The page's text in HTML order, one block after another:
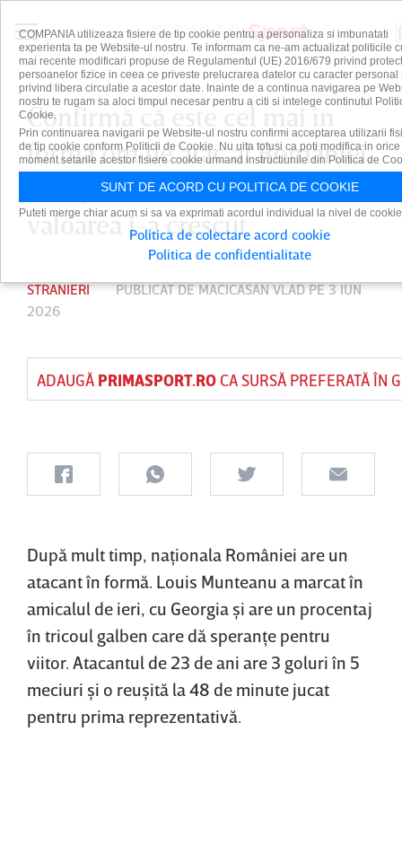
Confirmă că este cel mai în
formă om de atac al României.
Este jucătorul lunii mai şi
valoarea i-a crescut
STRANIERI PUBLICAT DEMACICASAN VLADPE 3 IUN
2026
ADAUGĂ PRIMASPORT.ROCA SURSĂ PREFERATĂ ÎN
După mult timp, naţionala României are un
atacant în formă. Louis Munteanu a marcat în
amicalul de ieri, cu Georgia şi are un procentaj
în tricoul galben care dă speranţe pentru
viitor. Atacantul de 23 de ani are 3 goluri în 5
meciuri şi o reuşită la 48 de minute jucat
pentru prima reprezentativă.
COMPANIA utilizeaza fisiere de tip cookie pentru a personaliza si imbunatati
experienta ta pe Website-ul nostru. Te informam ca ne-am actualizat politicile
mai recente modificari propuse de Regulamentul (UE) 2016/679 privind
persoanelor fizice in ceea ce priveste prelucrarea datelor cu caracter personal
privind libera circulatie a acestor date. Inainte de a continua navigarea pe
nostru te rugam sa aloci timpul necesar pentru a citi si intelege continutul
Cookie.
Prin continuarea navigarii pe Website-ul nostru confirmi acceptarea utilizarii
de tip cookie conform Politicii de Cookie. Nu uita totusi ca poti modifica in orice
moment setarile acestor fisiere cookie urmand instructiunile din Politica de
SUNT DE ACORD CU POLITICA DE COOKIE
Puteti merge chiar acum si sa va exprimati acordul individual la nivel de
Politica de colectare acord cookie
Politica de confidentialitate